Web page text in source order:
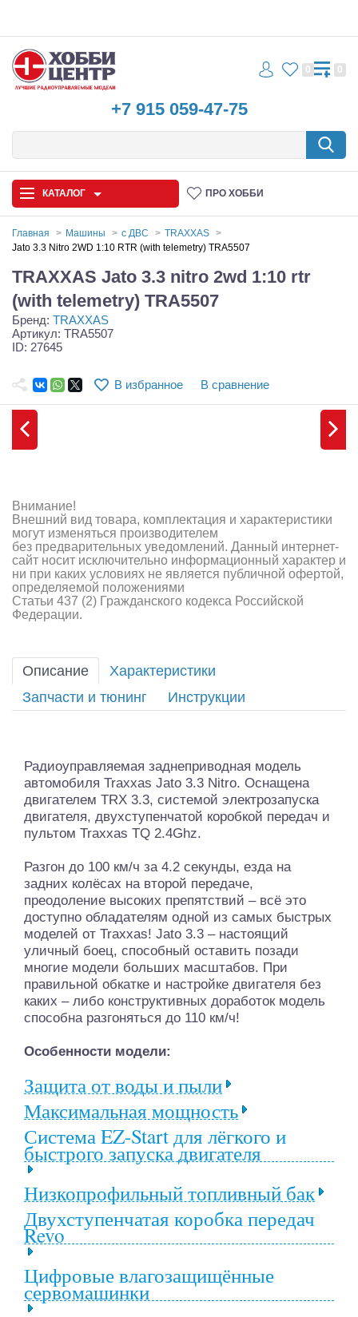
+7 915 059-47-75
0 0
КАТАЛОГ ПРО ХОББИ
Запчасти и аксессуары
Игрушки
Судомодели
Аппаратура и электроника
Аккумуляторы и батарейки
Зарядные устройства и блоки питания
Двигатели
Инструмент,измерительные приборы,расходники
Оптовая продажа запчастей для моделей
Главная Машины с ДВС
TRAXXAS
Jato 3.3 Nitro 2WD 1:10 RTR (with telemetry) TRA5507
TRAXXAS Jato 3.3 nitro 2wd 1:10 rtr
(with telemetry) TRA5507
Бренд: TRAXXAS
Артикул: TRA5507
ID: 27645
В избранное В сравнение
Внимание!
Внешний вид товара, комплектация и характеристики
могут изменяться производителем
без предварительных уведомлений. Данный интернет-
сайт носит исключительно информационный характер и
ни при каких условиях не является публичной офертой,
определяемой положениями
Статьи 437 (2) Гражданского кодекса Российской
Федерации.
Описание
Характеристики
Запчасти и тюнинг
Инструкции
Радиоуправляемая заднеприводная модель
автомобиля Traxxas Jato 3.3 Nitro. Оснащена
двигателем TRX 3.3, системой электрозапуска
двигателя, двухступенчатой коробкой передач и
пультом Traxxas TQ 2.4Ghz.
Разгон до 100 км/ч за 4.2 секунды, езда на
задних колёсах на второй передаче,
преодоление высоких препятствий – всё это
доступно обладателям одной из самых быстрых
моделей от Traxxas! Jato 3.3 – настоящий
уличный боец, способный оставить позади
многие модели больших масштабов. При
правильной обкатке и настройке двигателя без
каких – либо конструктивных доработок модель
способна разгоняться до 110 км/ч!
Особенности модели:
Защита от воды и пыли
Максимальная мощность
Система EZ-Start для лёгкого и
быстрого запуска двигателя
Низкопрофильный топливный бак
Двухступенчатая коробка передач
Revo
Цифровые влагозащищённые
сервомашинки